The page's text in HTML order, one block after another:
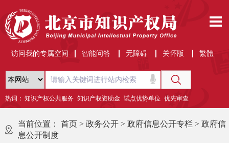
访问我的专属空间 智能问答 无障碍 关怀版 繁體
热词： 知识产权公共服务 知识产权资助金 试点优势单位 优先审查
当前位置： 首页 > 政务公开 > 政府信息公开专栏 > 政府信
息公开制度